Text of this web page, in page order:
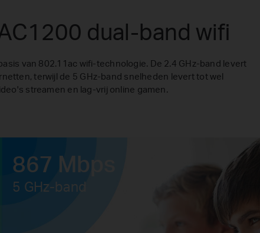
dual-band wifi
van 802.11ac wifi-technologie. De 2.4 GHz-band levert
terwijl de 5 GHz-band snelheden levert tot wel
streamen en lag-vrij online gamen.
867 Mbps
5 GHz-band